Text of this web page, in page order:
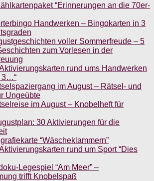
“Erinnerungen an die 70er-
Handwerken – Bingokarten in 3
voller Sommerfreude – 5
zum Vorlesen in der
rund ums Handwerken
3…“
im August – Rätsel- und
Ungeübte
im August – Knobelheft für
30 Aktivierungen für die
“Wäscheklammern”
rund um Sport “Dies
Legespiel “Am Meer” –
trifft Knobelspaß